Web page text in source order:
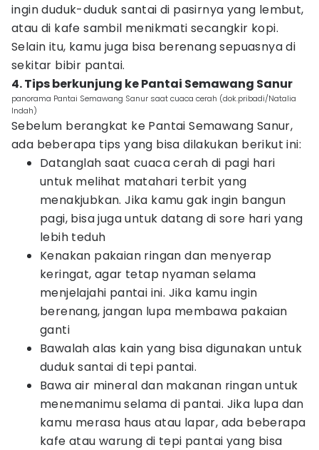
ingin duduk-duduk santai di pasirnya yang lembut,
atau di kafe sambil menikmati secangkir kopi.
Selain itu, kamu juga bisa berenang sepuasnya di
sekitar bibir pantai.
4. Tips berkunjung ke Pantai Semawang Sanur
panorama Pantai Semawang Sanur saat cuaca cerah (dok.pribadi/Natalia
Indah)
Sebelum berangkat ke Pantai Semawang Sanur,
ada beberapa tips yang bisa dilakukan berikut ini:
Datanglah saat cuaca cerah di pagi hari
untuk melihat matahari terbit yang
menakjubkan. Jika kamu gak ingin bangun
pagi, bisa juga untuk datang di sore hari yang
lebih teduh
Kenakan pakaian ringan dan menyerap
keringat, agar tetap nyaman selama
menjelajahi pantai ini. Jika kamu ingin
berenang, jangan lupa membawa pakaian
ganti
Bawalah alas kain yang bisa digunakan untuk
duduk santai di tepi pantai.
Bawa air mineral dan makanan ringan untuk
menemanimu selama di pantai. Jika lupa dan
kamu merasa haus atau lapar, ada beberapa
kafe atau warung di tepi pantai yang bisa